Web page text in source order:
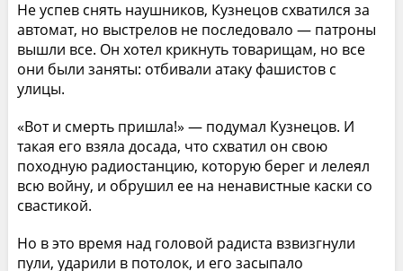
Не успев снять наушников, Кузнецов схватился за
автомат, но выстрелов не последовало — патроны
вышли все. Он хотел крикнуть товарищам, но все
они были заняты: отбивали атаку фашистов с
улицы.
«Вот и смерть пришла!» — подумал Кузнецов. И
такая его взяла досада, что схватил он свою
походную радиостанцию, которую берег и лелеял
всю войну, и обрушил ее на ненавистные каски со
свастикой.
Но в это время над головой радиста взвизгнули
пули, ударили в потолок, и его засыпало